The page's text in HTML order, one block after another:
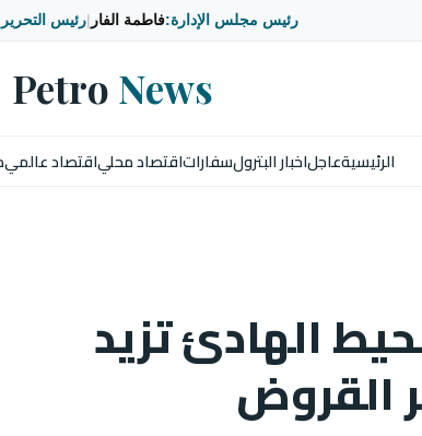
رئيس مجلس الإدارة:فاطمة الفار رئيس
Petro News
الرئيسيةعاجلاخبار البترولسفاراتاقتصاد محلياقتصاد عالمي
الهادئ تزيد
القروض